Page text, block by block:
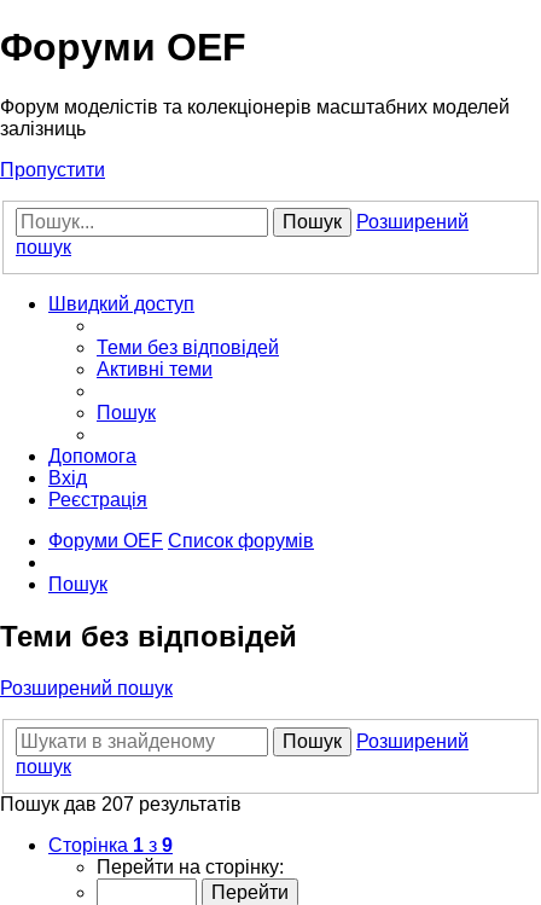
Форуми OEF
Форум моделістів та колекціонерів масштабних моделей
залізниць
Пропустити
Пошук
Розширений
пошук
Швидкий доступ
Теми без відповідей
Активні теми
Пошук
Допомога
Вхід
Реєстрація
Форуми OEF Список форумів
Пошук
Теми без відповідей
Розширений пошук
Пошук
Розширений
пошук
Пошук дав 207 результатів
Сторінка 1 з 9
Перейти на сторінку: